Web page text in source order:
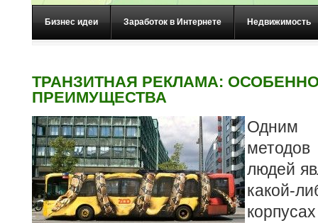
Бизнес идеи Заработок в Интернете Недвижимость
ТРАНЗИТНАЯ РЕКЛАМА:
ПРЕИМУЩЕСТВА
Одним
людей
какой-